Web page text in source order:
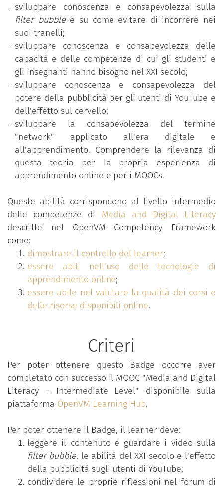
competenze digitali di cui gli studenti e gli
insegnanti hanno bisogno nel XXI secolo;
conoscenza e consapevolezza del potere della
pubblicità per gli utenti di YouTube e degli
effetti sul cervello;
conoscenza e consapevolezza del modo in cui
il termine "network" viene applicato all'era
digitale e all'apprendimento;
comprensione dell'importanza di questa teoria
per i MOOCs e l'esperienza di apprendimento
online propria dello studente.
sviluppare conoscenza e consapevolezza sulla
filter bubble e su come evitare di incorrere nei
suoi tranelli;
sviluppare conoscenza e consapevolezza delle
capacità e delle competenze di cui gli studenti e
gli insegnanti hanno bisogno nel XXI secolo;
sviluppare conoscenza e consapevolezza del
potere della pubblicità per gli utenti di YouTube e
dell'effetto sul cervello;
sviluppare la consapevolezza del termine
"network" applicato all'era digitale e
all'apprendimento. Comprendere la rilevanza di
questa teoria per la propria esperienza di
apprendimento online e per i MOOCs.
Queste abilità corrispondono al livello intermedio
delle competenze di
Media and Digital Literacy
descritte nel OpenVM Competency Framework
come:
dimostrare il controllo del learner;
essere abili nell'uso delle tecnologie di
apprendimento online;
essere abile nel valutare la qualità dei corsi e
delle risorse disponibili online.
Criteri
Per poter ottenere questo Badge occorre aver
completato con successo il MOOC "Media and Digital
Literacy - Intermediate Level" disponibile sulla
piattaforma OpenVM Learning Hub.
Per poter ottenere il Badge, il learner deve:
leggere il contenuto e guardare i video sulla
filter bubble, le abilità del XXI secolo e l'effetto
della pubblicità sugli utenti di YouTube;
condividere le proprie riflessioni nel forum di